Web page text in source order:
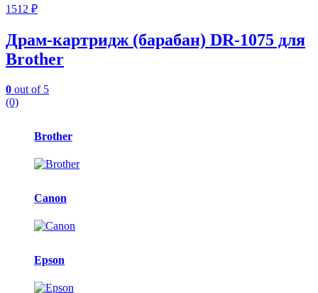
1512 ₽
Драм-картридж (барабан) DR-1075 для
Brother
0 out of 5
(0)
Карусель
брендов
Brother
Canon
Epson